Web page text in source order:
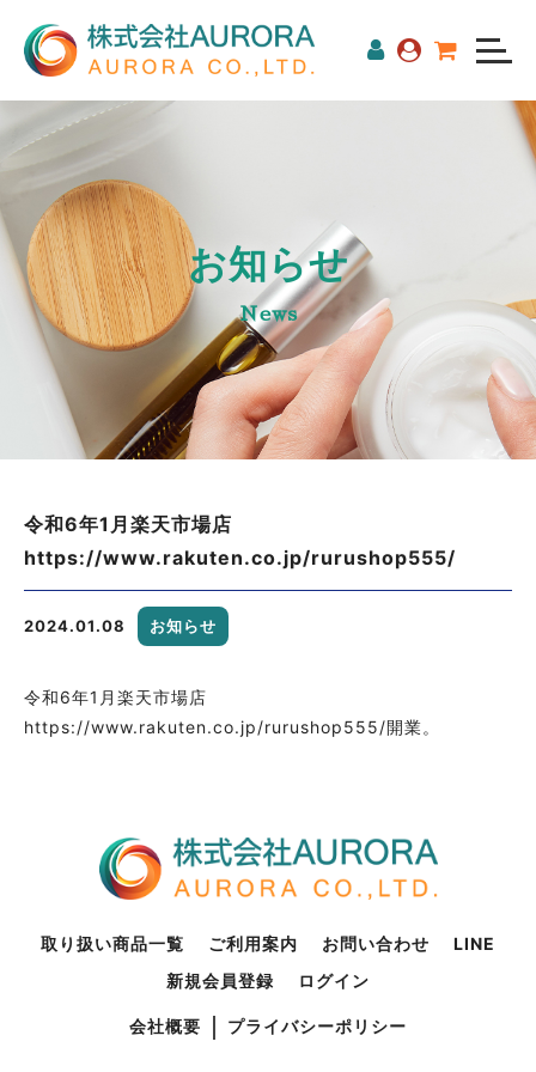
お知らせ
News
令和6年1月楽天市場店
https://www.rakuten.co.jp/rurushop555/
2024.01.08 お知らせ
令和6年1月楽天市場店
https://www.rakuten.co.jp/rurushop555/開業。
取り扱い商品一覧 ご利用案内 お問い合わせ
LINE
新規会員登録
ログイン
会社概要 プライバシーポリシー